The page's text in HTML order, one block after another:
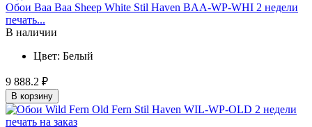
Обои Baa Baa Sheep White Stil Haven BAA-WP-WHI 2 недели
печать...
В наличии
Цвет: Белый
9 888.2 ₽
В корзину